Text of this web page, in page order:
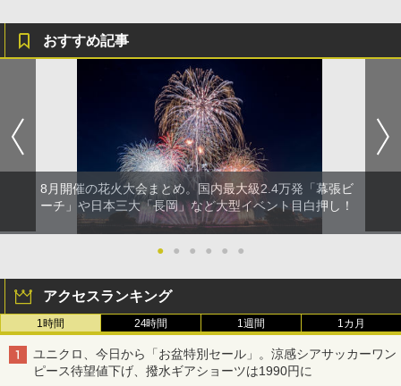
おすすめ記事
8月開催の花火大会まとめ。国内最大級2.4万発「幕張ビ
ーチ」や日本三大「長岡」など大型イベント目白押し！
● ● ● ● ● ●
アクセスランキング
1時間 24時間 1週間 1カ月
ユニクロ、今日から「お盆特別セール」。涼感シアサッカーワン
ピース待望値下げ、撥水ギアショーツは1990円に